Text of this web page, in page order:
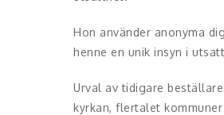
Hon använder anonyma
henne en unik insyn i
Urval av tidigare
kyrkan, flertalet